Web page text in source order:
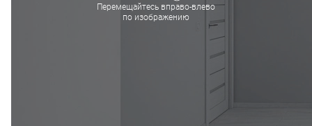
Перемещайтесь вправо-влево
по изображению